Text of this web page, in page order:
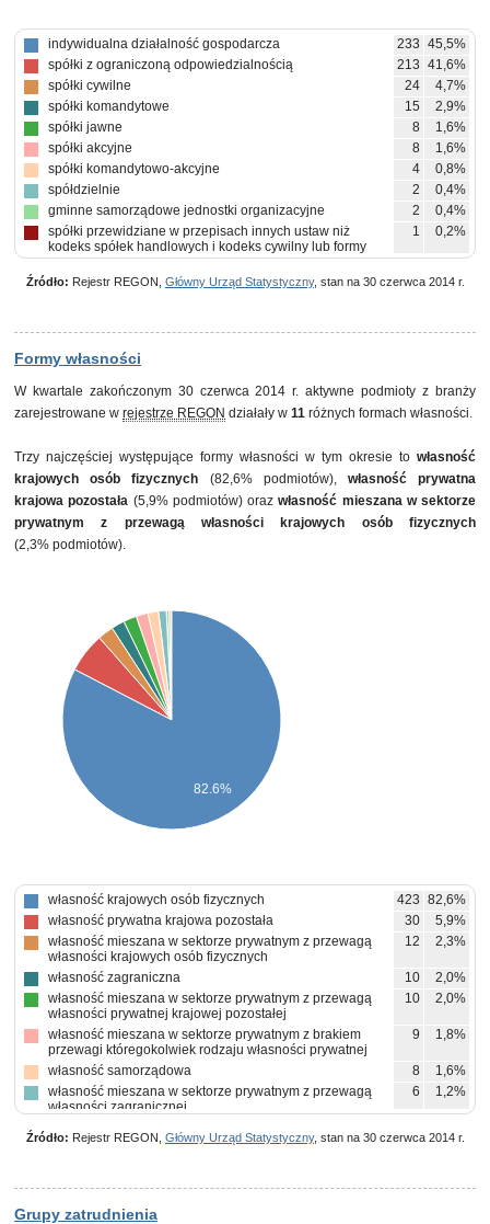
indywidualna działalność gospodarcza 233 45,5%
spółki z ograniczoną odpowiedzialnością
213 41,6%
spółki cywilne
24
4,7%
spółki komandytowe
15
2,9%
spółki jawne
8
1,6%
spółki akcyjne
8
1,6%
spółki komandytowo-akcyjne
4
0,8%
spółdzielnie
2
0,4%
gminne samorządowe jednostki organizacyjne
2
0,4%
spółki przewidziane w przepisach innych ustaw niż
kodeks spółek handlowych i kodeks cywilny lub formy
prawne, do których stosuje się przepisy o spółkach
1 0,2%
pozostałe 2 0,4%
Źródło: Rejestr REGON, Główny Urząd Statystyczny, stan na 30 czerwca 2014 r.
Formy własności
W kwartale zakończonym 30 czerwca 2014 r. aktywne podmioty z branży
zarejestrowane w rejestrze REGON działały w 11 różnych formach własności.
Trzy najczęściej występujące formy własności w tym okresie to własność
krajowych osób fizycznych (82,6% podmiotów), własność prywatna
krajowa pozostała (5,9% podmiotów) orazwłasność mieszana w sektorze
prywatnym z przewagą własności krajowych osób fizycznych
(2,3% podmiotów).
82.6%
własność krajowych osób fizycznych 423 82,6%
własność prywatna krajowa pozostała
30
5,9%
własność mieszana w sektorze prywatnym z przewagą
własności krajowych osób fizycznych
12 2,3%
własność zagraniczna 10
2,0%
własność mieszana w sektorze prywatnym z przewagą
własności prywatnej krajowej pozostałej
10 2,0%
własność mieszana w sektorze prywatnym z brakiem
przewagi któregokolwiek rodzaju własności prywatnej
9 1,8%
własność samorządowa 8
1,6%
własność mieszana w sektorze prywatnym z przewagą
własności zagranicznej
6 1,2%
własności sektora prywatnego, w tym z przewagą
Źródło: Rejestr REGON, Główny Urząd Statystyczny, stan na 30 czerwca 2014 r.
Grupy zatrudnienia